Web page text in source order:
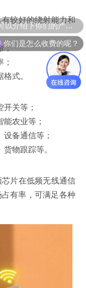
有较好的绕射能力和
；
式。
开关等；
能农业等；
设备通信等；
货物跟踪等。
芯片在低频无线通信
有率，可满足各种
你们是怎么收费的呢？